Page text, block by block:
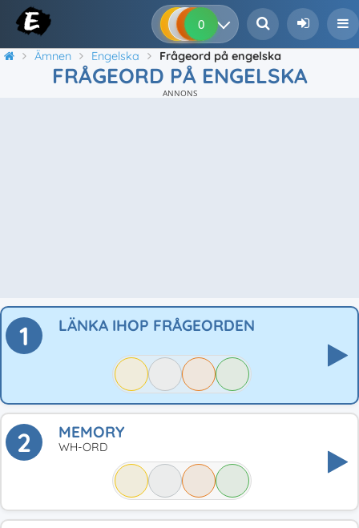
0 0 0
Ämnen Engelska Frågeord på engelska
FRÅGEORD PÅ ENGELSKA
ANNONS
1 LÄNKA IHOP FRÅGEORDEN
2 MEMORY
WH-ORD